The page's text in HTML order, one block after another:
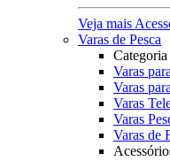
Veja mais
Varas de Pesca
Categoria
Varas
Varas
Varas
Varas
Varas de